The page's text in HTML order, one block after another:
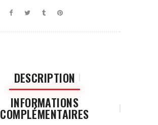
DESCRIPTION
INFORMATIONS
COMPLÉMENTAIRES